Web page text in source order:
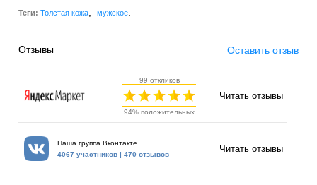
Теги: Толстая кожа мужское.
Отзывы Оставить отзыв
99 откликов
94% положительных
Читать отзывы
Наша группа Вконтакте
4067 участников | 470 отзывов
Читать отзывы